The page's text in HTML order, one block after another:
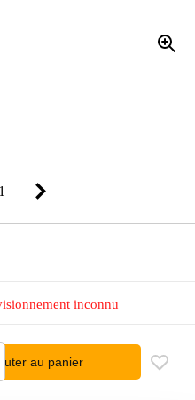
inconnu
au panier